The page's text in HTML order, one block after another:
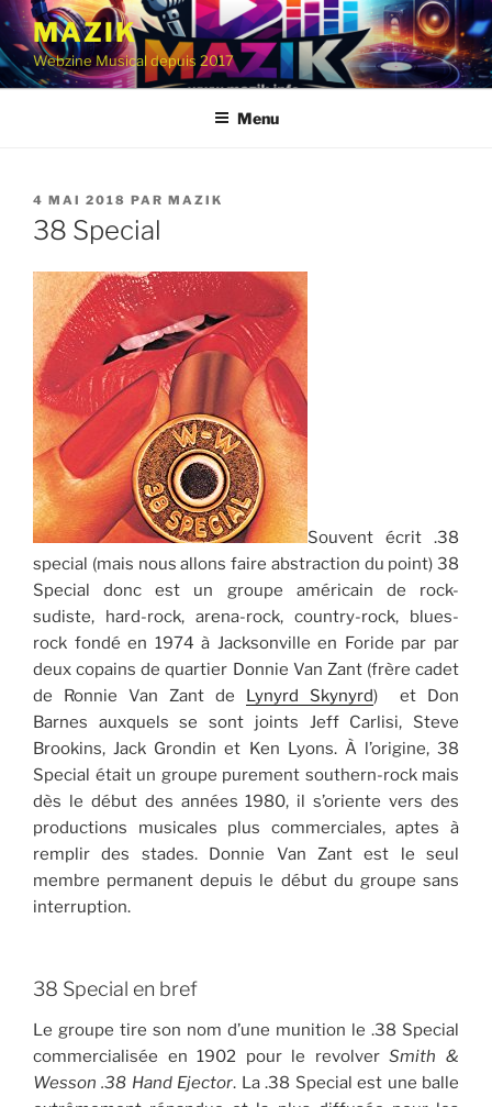
Aller
contenu
principal
MAZIK
Webzine Musical depuis 2017
Menu
PUBLIÉ
LE
4 MAI 2018 PAR MAZIK
38 Special
Souvent écrit .38
special (mais nous allons faire abstraction du point) 38
Special donc est un groupe américain de rock-
sudiste, hard-rock, arena-rock, country-rock, blues-
rock fondé en 1974 à Jacksonville en Foride par par
deux copains de quartier Donnie Van Zant (frère cadet
de Ronnie Van Zant de Lynyrd Skynyrd) et Don
Barnes auxquels se sont joints Jeff Carlisi, Steve
Brookins, Jack Grondin et Ken Lyons. À l’origine, 38
Special était un groupe purement southern-rock mais
dès le début des années 1980, il s’oriente vers des
productions musicales plus commerciales, aptes à
remplir des stades. Donnie Van Zant est le seul
membre permanent depuis le début du groupe sans
interruption.
38 Special en bref
Le groupe tire son nom d’une munition le .38 Special
commercialisée en 1902 pour le revolverSmith &
Wesson .38 Hand Ejector. La .38 Special est une balle